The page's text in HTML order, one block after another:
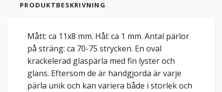
PRODUKTBESKRIVNING
Mått: ca 11x8 mm. Hål: ca 1 mm. Antal pärlor
på sträng: ca 70-75 strycken. En oval
krackelerad glaspärla med fin lyster och
glans. Eftersom de är handgjorda är varje
pärla unik och kan variera både i storlek och